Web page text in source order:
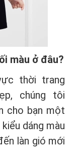
màu ở đâu?
thời trang
chúng tôi
cho bạn một
dáng màu
làn gió mới